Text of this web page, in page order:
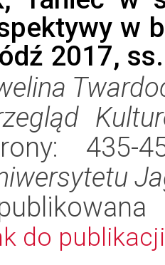
w
2017,
435-
do publikacji